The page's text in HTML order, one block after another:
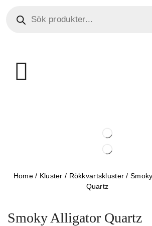
Home / Kluster / Rökkvartskluster /
Quartz
Smoky Alligator Quartz